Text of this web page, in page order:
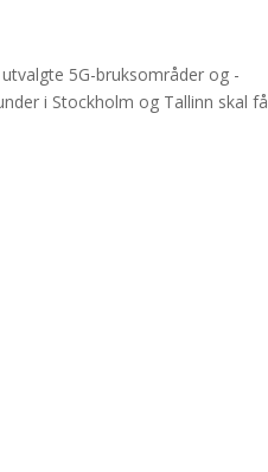
5G-bruksområder og -
i Stockholm og Tallinn skal få